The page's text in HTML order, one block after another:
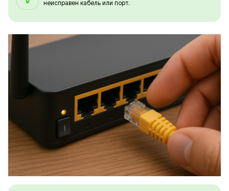
неисправен кабель или порт.